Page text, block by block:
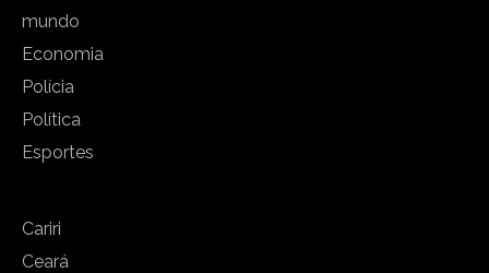
mundo
Economia
Polícia
Política
Esportes
Cariri
Ceará